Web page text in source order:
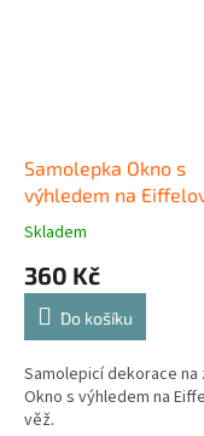
Samolepka Okno s
výhledem na
Skladem
360 Kč
Do košíku
Samolepicí dekorace na
Okno s výhledem na
věž.